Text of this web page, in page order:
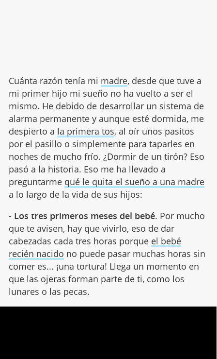
Cuánta razón tenía mi madre, desde que tuve a
mi primer hijo mi sueño no ha vuelto a ser el
mismo. He debido de desarrollar un sistema de
alarma permanente y aunque esté dormida, me
despierto a la primera tos, al oír unos pasitos
por el pasillo o simplemente para taparles en
noches de mucho frío. ¿Dormir de un tirón? Eso
pasó a la historia. Eso me ha llevado a
preguntarme qué le quita el sueño a una madre
a lo largo de la vida de sus hijos:
- Los tres primeros meses del bebé. Por mucho
que te avisen, hay que vivirlo, eso de dar
cabezadas cada tres horas porque el bebé
recién nacido no puede pasar muchas horas sin
comer es... ¡una tortura! Llega un momento en
que las ojeras forman parte de ti, como los
lunares o las pecas.